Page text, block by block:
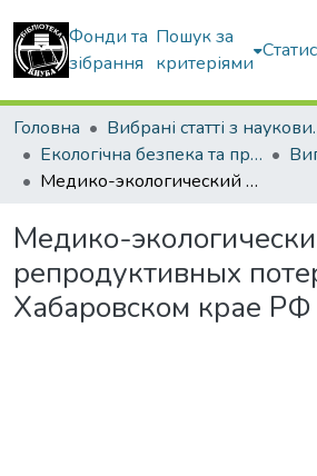
Фонди та
зібрання
Пошук за
критеріями
Головна
Вибрані
Екологічна безпека та природокористування
Медико-экологический анализ репродуктивных потерь в Хабаровском крае РФ
Медико-
репродуктивных
Хабаровском крае РФ